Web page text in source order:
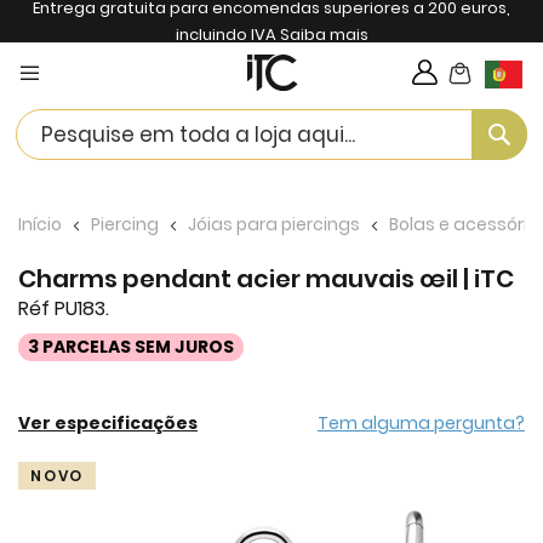
Entrega gratuita para encomendas superiores a 200 euros,
incluindo IVASaiba mais
My Cart
Início Piercing Jóias para piercings Bolas e
Charms pendant acier mauvais œil | iTC
Réf PU183.
3 PARCELAS SEM JUROS
Ver especificações Tem alguma pergunta?
Skip
NOVO